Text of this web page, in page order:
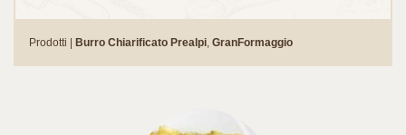
Prodotti | Burro Chiarificato Prealpi GranFormaggio